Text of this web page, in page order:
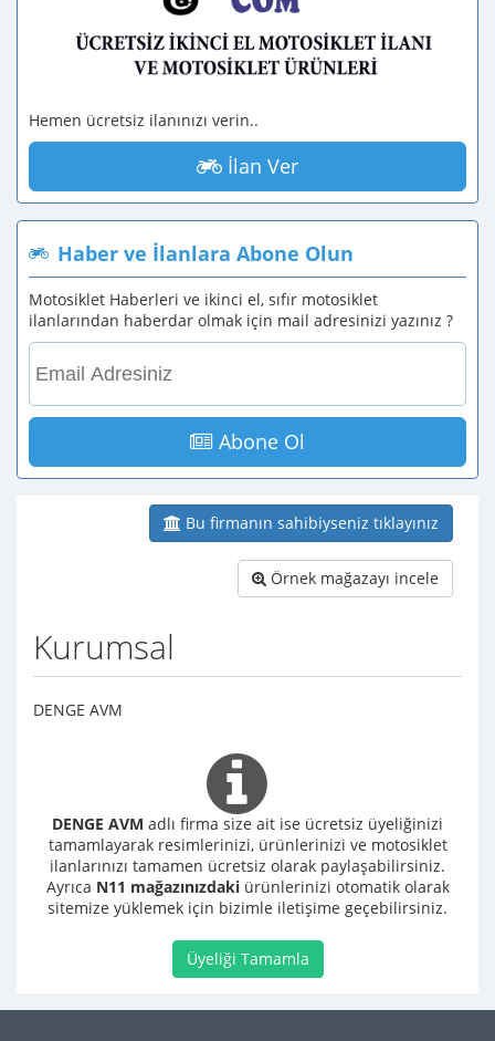
Hemen ücretsiz ilanınızı verin..
İlan Ver
Haber ve İlanlara Abone Olun
Motosiklet Haberleri ve ikinci el, sıfır motosiklet
ilanlarından haberdar olmak için mail adresinizi yazınız ?
Abone Ol
Bu firmanın sahibiyseniz tıklayınız
Örnek mağazayı incele
Kurumsal
DENGE AVM
DENGE AVM adlı firma size ait ise ücretsiz üyeliğinizi
tamamlayarak resimlerinizi, ürünlerinizi ve motosiklet
ilanlarınızı tamamen ücretsiz olarak paylaşabilirsiniz.
Ayrıca N11 mağazınızdakiürünlerinizi otomatik olarak
sitemize yüklemek için bizimle iletişime geçebilirsiniz.
Üyeliği Tamamla